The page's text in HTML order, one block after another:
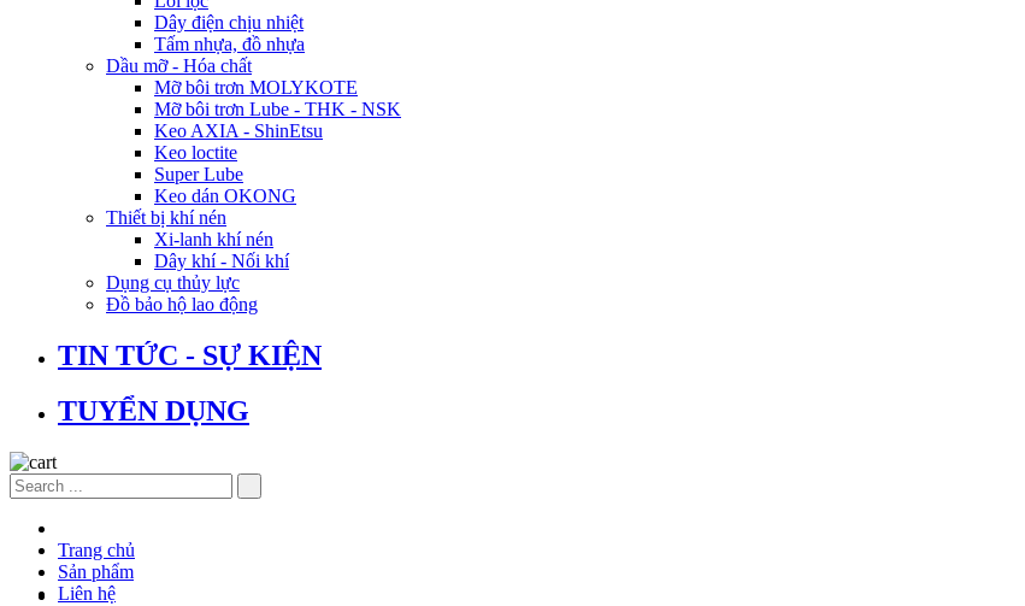
Dây điện chịu nhiệt
Tấm nhựa, đồ nhựa
Dầu mỡ - Hóa chất
Mỡ bôi trơn MOLYKOTE
Mỡ bôi trơn Lube - THK - NSK
Keo AXIA - ShinEtsu
Keo loctite
Super Lube
Keo dán OKONG
Thiết bị khí nén
Xi-lanh khí nén
Dây khí - Nối khí
Dụng cụ thủy lực
Đồ bảo hộ lao động
TIN TỨC - SỰ KIỆN
TUYỂN DỤNG
Trang chủ
Sản phẩm
Liên hệ